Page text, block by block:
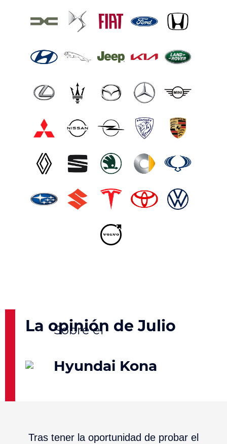
La opinión de Julio
Hyundai Kona
Tras tener la oportunidad de probar el